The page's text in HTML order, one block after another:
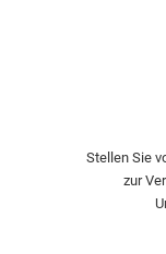
Stellen Sie
zur